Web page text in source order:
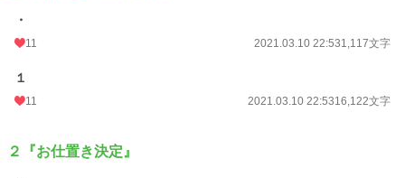
お気に入り
文字数 118,634
・
11 2021.03.10 22:531,117文字
１
11 2021.03.10 22:5316,122文字
２『お仕置き決定』